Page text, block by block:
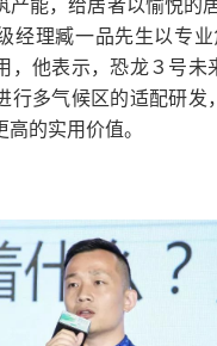
产能，给居者以愉悦的
经理臧一品先生以专
，他表示，恐龙３号未
行多气候区的适配研发
的实用价值。